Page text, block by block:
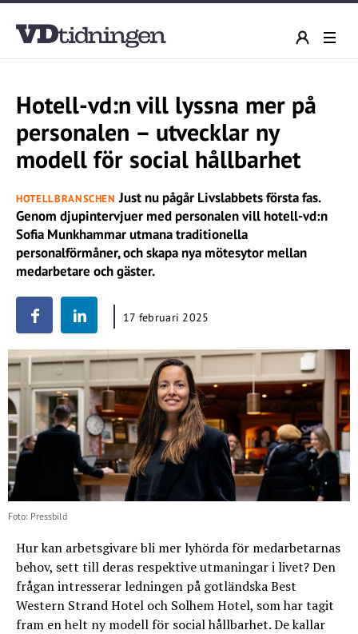
Hotell-vd:n vill lyssna mer på
personalen – utvecklar ny
modell för social hållbarhet
HOTELLBRANSCHEN Just nu pågår Livslabbets första fas.
Genom djupintervjuer med personalen vill hotell-vd:n
Sofia Munkhammar utmana traditionella
personalförmåner, och skapa nya mötesytor mellan
medarbetare och gäster.
17 februari 2025
Foto: Pressbild
Hur kan arbetsgivare bli mer lyhörda för medarbetarnas
behov, sett till deras respektive utmaningar i livet? Den
frågan intresserar ledningen på gotländska Best
Western Strand Hotel och Solhem Hotel, som har tagit
fram en helt ny modell för social hållbarhet. De kallar